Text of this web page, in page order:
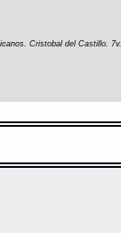
Cristobal del Castillo. 7v.